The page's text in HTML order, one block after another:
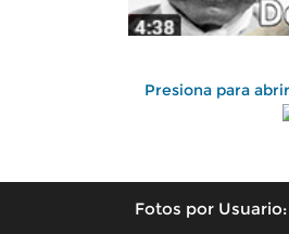
Presiona para
Fotos por Usuario: